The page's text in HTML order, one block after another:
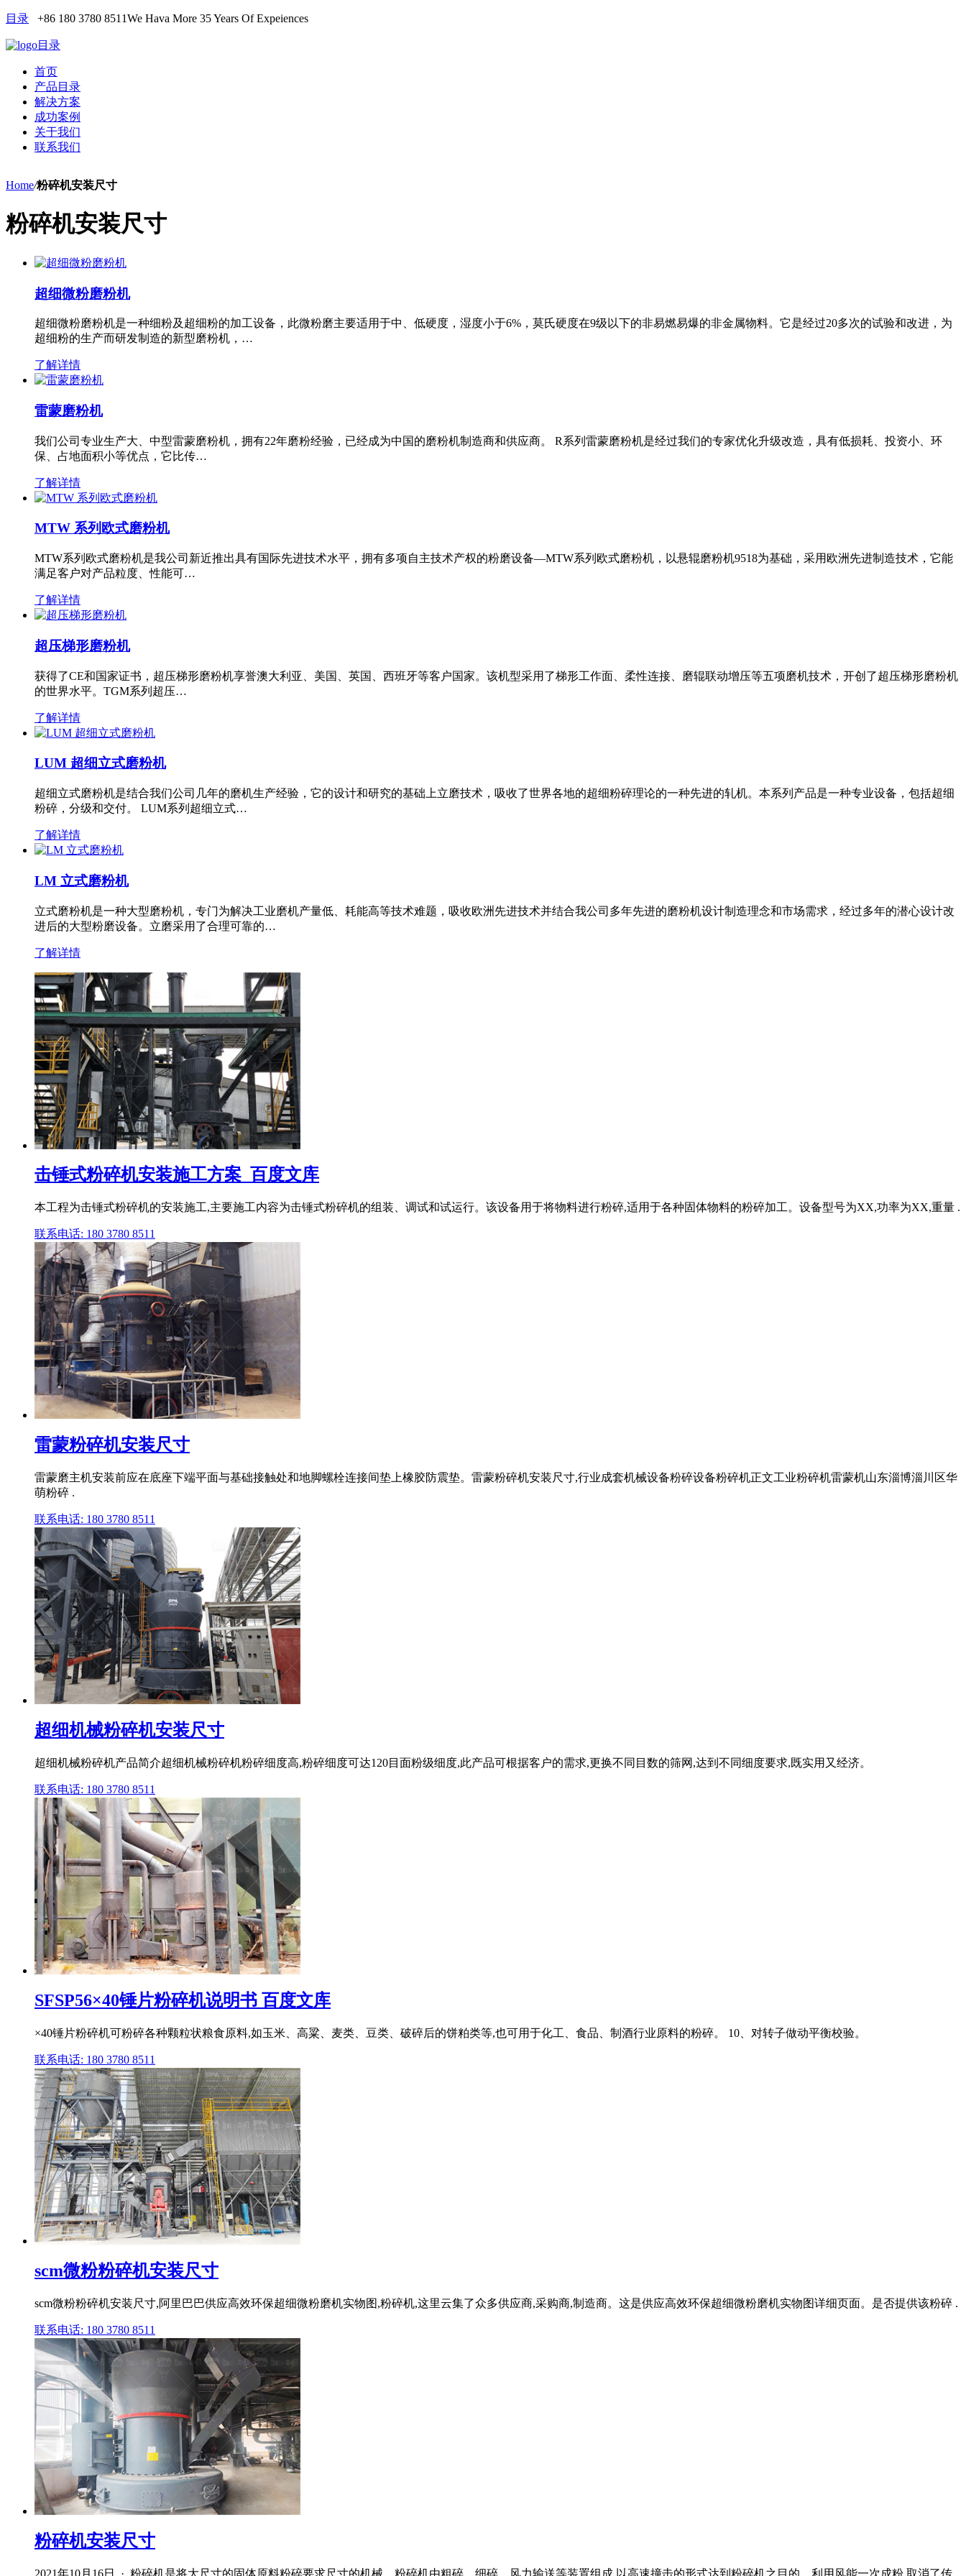
目录 +86 180 3780 8511We Hava More 35 Years Of Expeiences
目录
首页
产品目录
解决方案
成功案例
关于我们
联系我们
Home/粉碎机安装尺寸
粉碎机安装尺寸
超细微粉磨粉机
超细微粉磨粉机是一种细粉及超细粉的加工设备，此微粉磨主要适用于中、低硬度，湿度小于6%，莫氏硬度在9级以下的非易燃易爆的非金属物料。它是经过20多次的试验和改进，为
超细粉的生产而研发制造的新型磨粉机，…
了解详情
雷蒙磨粉机
我们公司专业生产大、中型雷蒙磨粉机，拥有22年磨粉经验，已经成为中国的磨粉机制造商和供应商。 R系列雷蒙磨粉机是经过我们的专家优化升级改造，具有低损耗、投资小、环
保、占地面积小等优点，它比传…
了解详情
MTW 系列欧式磨粉机
MTW系列欧式磨粉机是我公司新近推出具有国际先进技术水平，拥有多项自主技术产权的粉磨设备—MTW系列欧式磨粉机，以悬辊磨粉机9518为基础，采用欧洲先进制造技术，它能
满足客户对产品粒度、性能可…
了解详情
超压梯形磨粉机
获得了CE和国家证书，超压梯形磨粉机享誉澳大利亚、美国、英国、西班牙等客户国家。该机型采用了梯形工作面、柔性连接、磨辊联动增压等五项磨机技术，开创了超压梯形磨粉机
的世界水平。TGM系列超压…
了解详情
LUM 超细立式磨粉机
超细立式磨粉机是结合我们公司几年的磨机生产经验，它的设计和研究的基础上立磨技术，吸收了世界各地的超细粉碎理论的一种先进的轧机。本系列产品是一种专业设备，包括超细
粉碎，分级和交付。 LUM系列超细立式…
了解详情
LM 立式磨粉机
立式磨粉机是一种大型磨粉机，专门为解决工业磨机产量低、耗能高等技术难题，吸收欧洲先进技术并结合我公司多年先进的磨粉机设计制造理念和市场需求，经过多年的潜心设计改
进后的大型粉磨设备。立磨采用了合理可靠的…
了解详情
击锤式粉碎机安装施工方案_百度文库
本工程为击锤式粉碎机的安装施工,主要施工内容为击锤式粉碎机的组装、调试和试运行。该设备用于将物料进行粉碎,适用于各种固体物料的粉碎加工。设备型号为XX,功率为XX,重量 .
联系电话: 180 3780 8511
雷蒙粉碎机安装尺寸
雷蒙磨主机安装前应在底座下端平面与基础接触处和地脚螺栓连接间垫上橡胶防震垫。雷蒙粉碎机安装尺寸,行业成套机械设备粉碎设备粉碎机正文工业粉碎机雷蒙机山东淄博淄川区华
萌粉碎 .
联系电话: 180 3780 8511
超细机械粉碎机安装尺寸
超细机械粉碎机产品简介超细机械粉碎机粉碎细度高,粉碎细度可达120目面粉级细度,此产品可根据客户的需求,更换不同目数的筛网,达到不同细度要求,既实用又经济。
联系电话: 180 3780 8511
SFSP56×40锤片粉碎机说明书 百度文库
×40锤片粉碎机可粉碎各种颗粒状粮食原料,如玉米、高粱、麦类、豆类、破碎后的饼粕类等,也可用于化工、食品、制酒行业原料的粉碎。 10、对转子做动平衡校验。
联系电话: 180 3780 8511
scm微粉粉碎机安装尺寸
scm微粉粉碎机安装尺寸,阿里巴巴供应高效环保超细微粉磨机实物图,粉碎机,这里云集了众多供应商,采购商,制造商。这是供应高效环保超细微粉磨机实物图详细页面。是否提供该粉碎 .
联系电话: 180 3780 8511
粉碎机安装尺寸
2021年10月16日 · 粉碎机是将大尺寸的固体原料粉碎要求尺寸的机械。粉碎机由粗碎、细碎、风力输送等装置组成,以高速撞击的形式达到粉碎机之目的。利用风能一次成粉,取消了传